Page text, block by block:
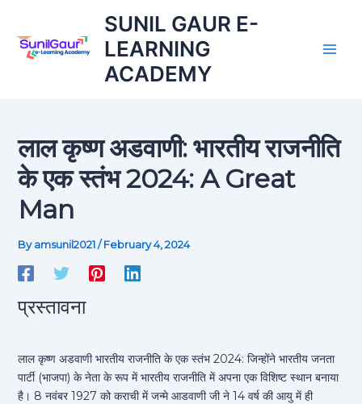
content
SUNIL GAUR E-
LEARNING
ACADEMY
लाल कृष्ण अडवाणी: भारतीय राजनीति
के एक स्तंभ 2024: A Great
Man
Byamsunil2021/February 4, 2024
प्रस्तावना
लाल कृष्ण अडवाणी भारतीय राजनीति के एक स्तंभ 2024: जिन्होंने भारतीय जनता
पार्टी (भाजपा) के नेता के रूप में भारतीय राजनीति में अपना एक विशिष्ट स्थान बनाया
है। 8 नवंबर 1927 को कराची में जन्मे आडवाणी जी ने 14 वर्ष की आयु में ही
c
h